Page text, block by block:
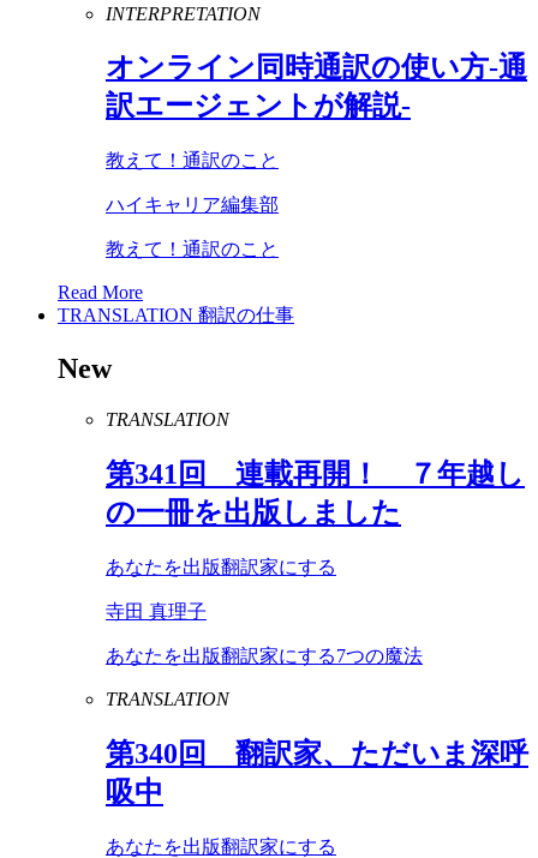
INTERPRETATION
オンライン同時通訳の使い方-通
訳エージェントが解説-
教えて！通訳のこと
ハイキャリア編集部
教えて！通訳のこと
Read More
TRANSLATION 翻訳の仕事
New
TRANSLATION
第341 回 連載再開！ ７年越し
の一冊を出版しました
あなたを出版翻訳家にする
寺田 真理子
あなたを出版翻訳家にする7つの魔法
TRANSLATION
第340回 翻訳家、ただいま深呼
吸中
あなたを出版翻訳家にする